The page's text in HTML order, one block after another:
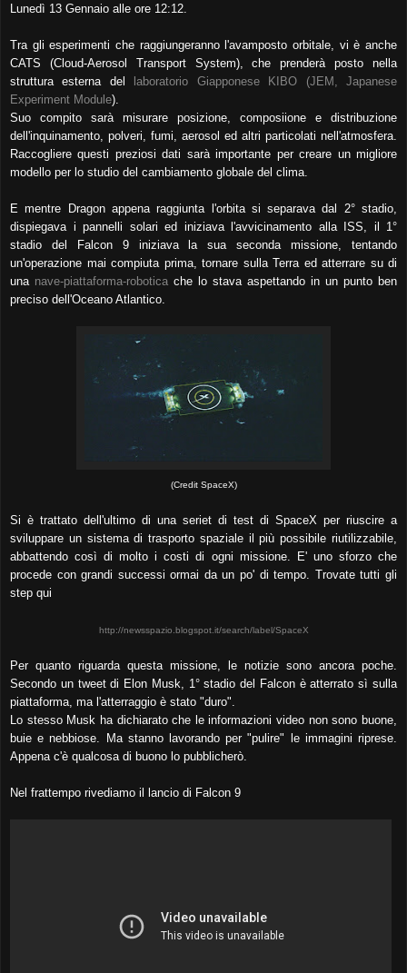
Lunedì 13 Gennaio alle ore 12:12.
Tra gli esperimenti che raggiungeranno l'avamposto orbitale, vi è anche
CATS (Cloud-Aerosol Transport System), che prenderà posto nella
struttura esterna del
laboratorio Giapponese KIBO (JEM, Japanese
Experiment Module).
Suo compito sarà misurare posizione, composiione e distribuzione
dell'inquinamento, polveri, fumi, aerosol ed altri particolati nell'atmosfera.
Raccogliere questi preziosi dati sarà importante per creare un migliore
modello per lo studio del cambiamento globale del clima.
E mentre Dragon appena raggiunta l'orbita si separava dal 2° stadio,
dispiegava i pannelli solari ed iniziava l'avvicinamento alla ISS, il 1°
stadio del Falcon 9 iniziava la sua seconda missione, tentando
un'operazione mai compiuta prima, tornare sulla Terra ed atterrare su di
una nave-piattaforma-robotica che lo stava aspettando in un punto ben
preciso dell'Oceano Atlantico.
(Credit SpaceX)
Si è trattato dell'ultimo di una seriet di test di SpaceX per riuscire a
sviluppare un sistema di trasporto spaziale il più possibile riutilizzabile,
abbattendo così di molto i costi di ogni missione. E' uno sforzo che
procede con grandi successi ormai da un po' di tempo. Trovate tutti gli
step qui
http://newsspazio.blogspot.it/search/label/SpaceX
Per quanto riguarda questa missione, le notizie sono ancora poche.
Secondo un tweet di Elon Musk, 1° stadio del Falcon è atterrato sì sulla
piattaforma, ma l'atterraggio è stato "duro".
Lo stesso Musk ha dichiarato che le informazioni video non sono buone,
buie e nebbiose. Ma stanno lavorando per "pulire" le immagini riprese.
Appena c'è qualcosa di buono lo pubblicherò.
Nel frattempo rivediamo il lancio di Falcon 9